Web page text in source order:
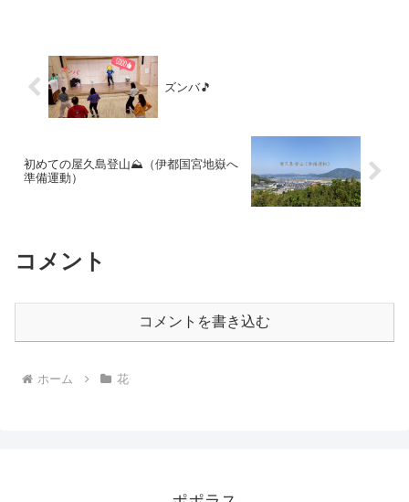
ズンバ🎵
初めての屋久島登山⛰️（伊都国宮地嶽へ
準備運動）
コメント
コメントを書き込む
ホーム 花